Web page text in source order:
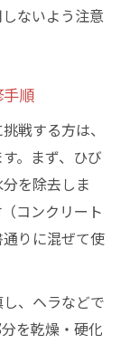
ないよう注意
順
戦する方は、
。まず、ひび
を除去しま
コンクリート
りに混ぜて使
、ヘラなどで
を乾燥・硬化